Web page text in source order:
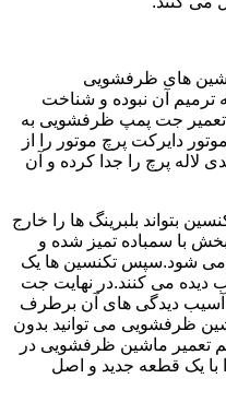
های ظرفشویی
ترمیم آن نبوده و شناخت
تعمیر جت پمپ ظرفشویی به
دایرکت پرچ موتور را از
لاله پرچ را جدا کرده و آن
بتواند بلبرینگ ها را خارج
با سمباده تمیز شده و
می شود.سپس تکنسین ها یک
دیده می کنند.در نهایت جت
دیدگی های آن برطرف
ظرفشویی می توانید بدون
تعمیر ماشین ظرفشویی در
یک قطعه جدید و اصل